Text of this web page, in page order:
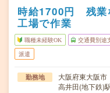
時給1700円 残業
工場で作業
職種未経験OK 交通費別途
派遣
勤務地
大阪府東大阪市
高井田(地下鉄)